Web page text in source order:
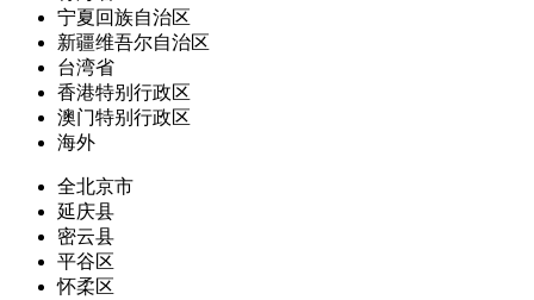
宁夏回族自治区
新疆维吾尔自治区
台湾省
香港特别行政区
澳门特别行政区
海外
全北京市
延庆县
密云县
平谷区
怀柔区